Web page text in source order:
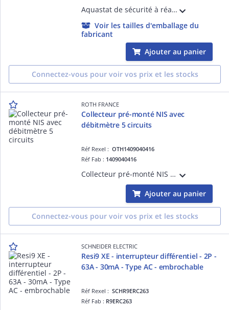
Aquastat de sécurité à réarmement manuel Thermador à réglage externe 40°C/70°C
Voir les tailles d'emballage du
fabricant
Ajouter au panier
Connectez-vous pour voir vos prix et les stocks
ROTH FRANCE
Collecteur pré-monté NIS avec
débitmètre 5 circuits
Réf Rexel :OTH1409040416
Réf Fab : 1409040416
Collecteur pré-monté NIS avec débitmètre 5 circuits avec sortie Eurocône 3/4' mâle
Ajouter au panier
Connectez-vous pour voir vos prix et les stocks
SCHNEIDER ELECTRIC
Resi9 XE - interrupteur différentiel - 2P -
63A - 30mA - Type AC - embrochable
Réf Rexel :SCHR9ERC263
Réf Fab : R9ERC263